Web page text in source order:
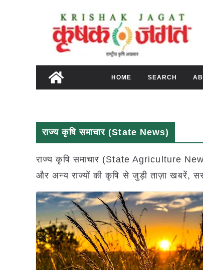
content
HOME SEARCH
राज्य कृषि समाचार (State News)
राज्य कृषि समाचार (State Agriculture
और अन्य राज्यों की कृषि से जुड़ी ताज़ा खबरें,